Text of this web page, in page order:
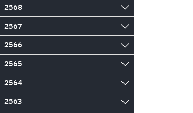
2568
2567
2566
2565
2564
2563